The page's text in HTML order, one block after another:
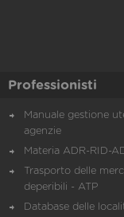
Professionisti
Manuale gestione
agenzie
Materia ADR-RID-
Trasporto delle
deperibili - ATP
Database delle